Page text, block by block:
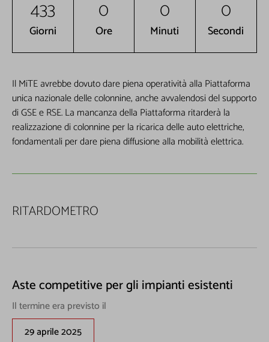
433
Giorni
0
Ore
0
Minuti
0
Secondi
Il MiTE avrebbe dovuto dare piena operatività alla Piattaforma
unica nazionale delle colonnine, anche avvalendosi del supporto
di GSE e RSE. La mancanza della Piattaforma ritarderà la
realizzazione di colonnine per la ricarica delle auto elettriche,
fondamentali per dare piena diffusione alla mobilità elettrica.
RITARDOMETRO
Aste competitive per gli impianti esistenti
Il termine era previsto il
29 aprile 2025
Lasciaci la tua Email per ricevere contenuti